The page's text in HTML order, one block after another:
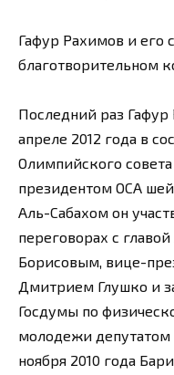
Гафур Рахимов и его
благотворительном
Последний раз
апреле 2012 года в
Олимпийского
президентом ОСА
Аль-Сабахом он
переговорах с
Борисовым, вице-
Дмитрием Глушко и
Госдумы по
молодежи
ноября 2010 года